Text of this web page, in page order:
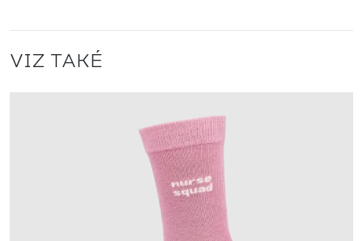
VIZ TAKÉ